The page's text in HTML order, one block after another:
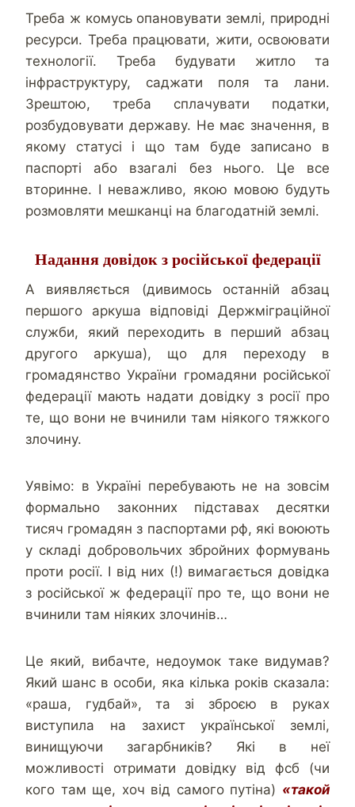
Треба ж комусь опановувати землі, природні
ресурси. Треба працювати, жити, освоювати
технології. Треба будувати житло та
інфраструктуру, саджати поля та лани.
Зрештою, треба сплачувати податки,
розбудовувати державу. Не має значення, в
якому статусі і що там буде записано в
паспорті або взагалі без нього. Це все
вторинне. І неважливо, якою мовою будуть
розмовляти мешканці на благодатній землі.
Надання довідок з російської федерації
А виявляється (дивимось останній абзац
першого аркуша відповіді Держміграційної
служби, який переходить в перший абзац
другого аркуша), що для переходу в
громадянство України громадяни російської
федерації мають надати довідку з росії про
те, що вони не вчинили там ніякого тяжкого
злочину.
Уявімо: в Україні перебувають не на зовсім
формально законних підставах десятки
тисяч громадян з паспортами рф, які воюють
у складі добровольчих збройних формувань
проти росії. І від них (!) вимагається довідка
з російської ж федерації про те, що вони не
вчинили там ніяких злочинів…
Це який, вибачте, недоумок таке видумав?
Який шанс в особи, яка кілька років сказала:
«раша, гудбай», та зі зброєю в руках
виступила на захист української землі,
винищуючи загарбників? Які в неї
можливості отримати довідку від фсб (чи
кого там ще, хоч від самого путіна) «такой